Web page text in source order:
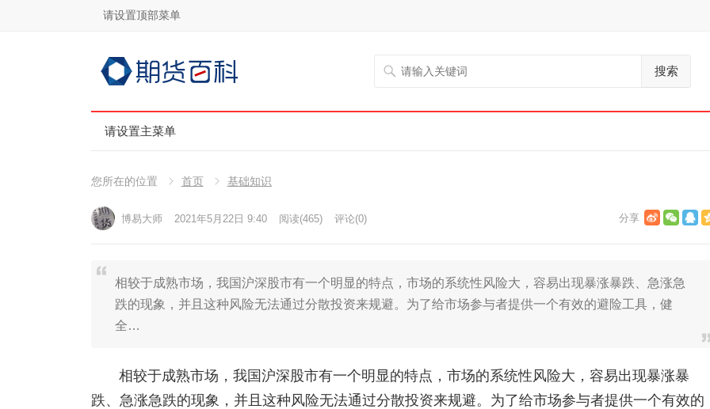
请设置顶部菜单
搜索
请设置主菜单
您所在的位置 首页 基础知识
博易大师 2021年5月22日 9:40 阅读(465) 评论(0)
相较于成熟市场，我国沪深股市有一个明显的特点，市场的系统性风险大，容易出现暴涨暴跌、急涨急
跌的现象，并且这种风险无法通过分散投资来规避。为了给市场参与者提供一个有效的避险工具，健
全…
相较于成熟市场，我国沪深股市有一个明显的特点，市场的系统性风险大，容易出现暴涨暴
跌、急涨急跌的现象，并且这种风险无法通过分散投资来规避。为了给市场参与者提供一个有效的